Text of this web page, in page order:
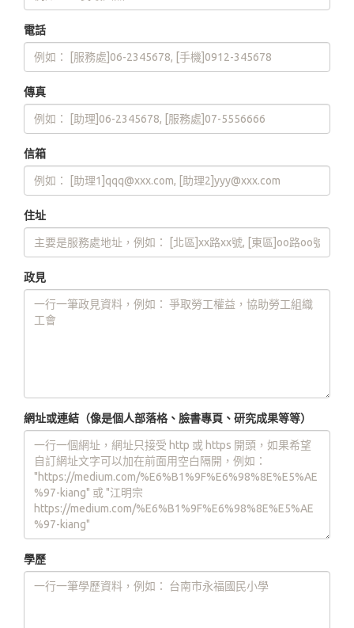
電話
傳真
信箱
住址
政見
網址或連結（像是個人部落格、臉書專頁、研究成果等等）
學歷